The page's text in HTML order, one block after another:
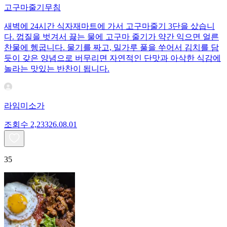
고구마줄기무침
새벽에 24시간 식자재마트에 가서 고구마줄기 3단을 샀습니
다. 껍질을 벗겨서 끓는 물에 고구마 줄기가 약간 익으면 얼른
찬물에 헹굽니다. 물기를 짜고, 밀가루 풀을 쑤어서 김치를 담
듯이 갖은 양념으로 버무리면 자연적인 단맛과 아삭한 식감에
놀라는 맛있는 반찬이 됩니다.
라임미소가
조회수 2,23326.08.01
35